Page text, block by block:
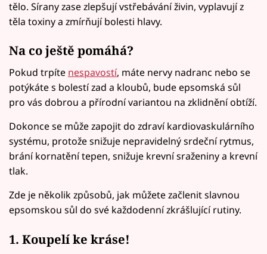
tělo. Sírany zase zlepšují vstřebávání živin, vyplavují z
těla toxiny a zmírňují bolesti hlavy.
Na co ještě pomáhá?
Pokud trpíte nespavostí, máte nervy nadranc nebo se
potýkáte s bolestí zad a kloubů, bude epsomská sůl
pro vás dobrou a přírodní variantou na zklidnění obtíží.
Dokonce se může zapojit do zdraví kardiovaskulárního
systému, protože snižuje nepravidelný srdeční rytmus,
brání kornatění tepen, snižuje krevní sraženiny a krevní
tlak.
Zde je několik způsobů, jak můžete začlenit slavnou
epsomskou sůl do své každodenní zkrášlující rutiny.
1. Koupelí ke kráse!